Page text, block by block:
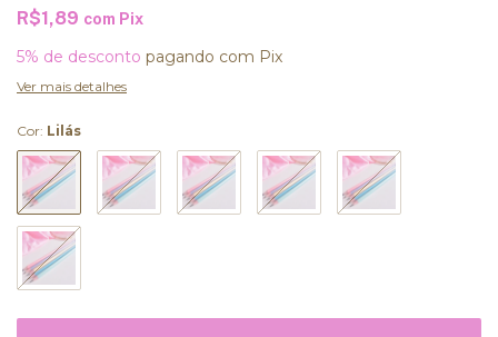
R$1,89 com Pix
5% de desconto pagando com Pix
Ver mais detalhes
Cor: Lilás